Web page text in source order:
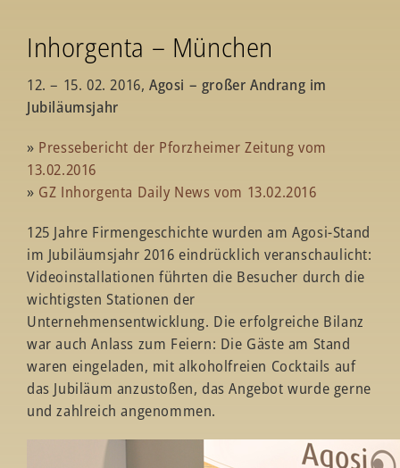
Inhorgenta – München
12. – 15. 02. 2016, Agosi – großer Andrang im
Jubiläumsjahr
» Pressebericht der Pforzheimer Zeitung vom
13.02.2016
» GZ Inhorgenta Daily News vom 13.02.2016
125 Jahre Firmengeschichte wurden am Agosi-Stand
im Jubiläumsjahr 2016 eindrücklich veranschaulicht:
Videoinstallationen führten die Besucher durch die
wichtigsten Stationen der
Unternehmensentwicklung. Die erfolgreiche Bilanz
war auch Anlass zum Feiern: Die Gäste am Stand
waren eingeladen, mit alkoholfreien Cocktails auf
das Jubiläum anzustoßen, das Angebot wurde gerne
und zahlreich angenommen.